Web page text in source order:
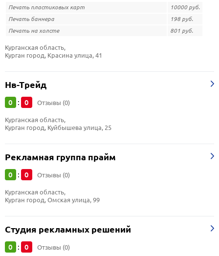
Печать пластиковых карт
10000 руб.
Печать баннера
198 руб.
Печать на холсте
801 руб.
Курганская область,
Курган город, Красина улица, 41
Нв-Трейд
0 : 0 Отзывы (0)
Курганская область,
Курган город, Куйбышева улица, 25
Рекламная группа прайм
0 : 0 Отзывы (0)
Курганская область,
Курган город, Омская улица, 99
Студия рекламных решений
0 : 0 Отзывы (0)